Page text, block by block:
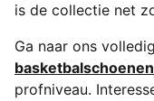
is de collectie net
Ga naar ons
basketbalschoenen
profniveau.